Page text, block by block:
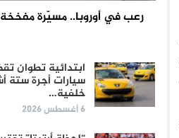
رعب في أوروبا.. مسيّرة مفخخة
ابتدائية
سيارات أجرة ستة
خلفية…
6 أغسطس 2026